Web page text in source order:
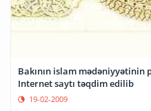
Bakının islam mədəniyyətinin
Internet saytı təqdim edilib
19-02-2009